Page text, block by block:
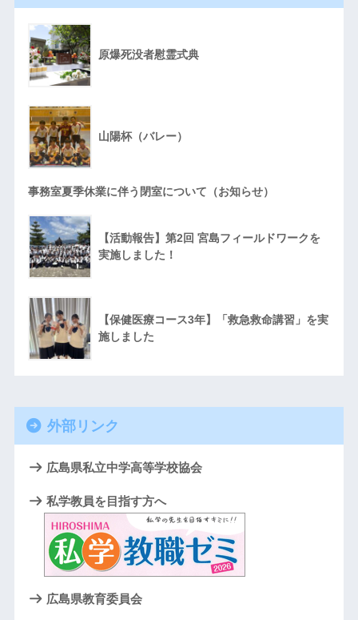
原爆死没者慰霊式典
山陽杯（バレー）
事務室夏季休業に伴う閉室について（お知らせ）
【活動報告】第2回 宮島フィールドワークを
実施しました！
【保健医療コース3年】「救急救命講習」を実
施しました
外部リンク
広島県私立中学高等学校協会
私学教員を目指す方へ
広島県教育委員会